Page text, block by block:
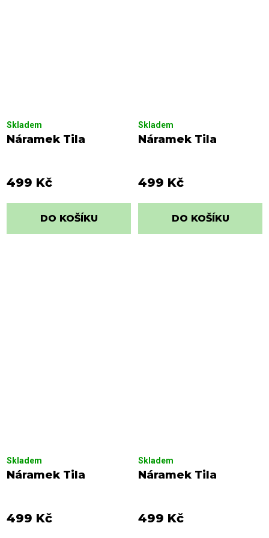
Náramek Tila
Skladem
499 Kč
DO KOŠÍKU
Náramek Tila
Skladem
499 Kč
DO KOŠÍKU
Náramek Tila
Skladem
499 Kč
Náramek Tila
Skladem
499 Kč